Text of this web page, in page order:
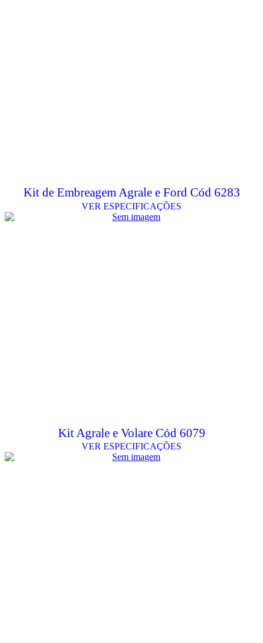
Kit de Embreagem Agrale e Ford Cód 6283
VER ESPECIFICAÇÕES
Kit Agrale e Volare Cód 6079
VER ESPECIFICAÇÕES